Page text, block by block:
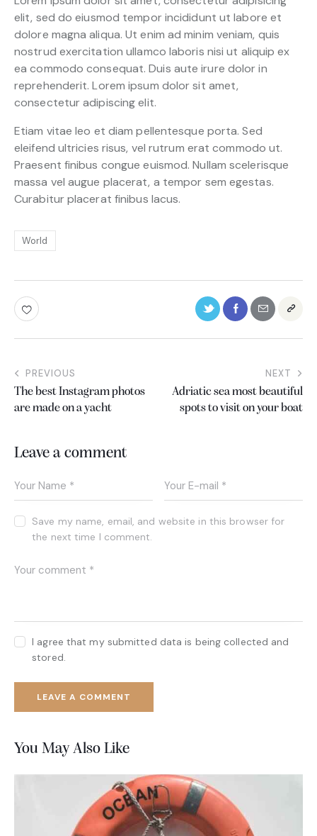
elit, sed do eiusmod tempor incididunt ut labore et
dolore magna aliqua. Ut enim ad minim veniam, quis
nostrud exercitation ullamco laboris nisi ut aliquip ex
ea commodo consequat. Duis aute irure dolor in
reprehenderit. Lorem ipsum dolor sit amet,
consectetur adipiscing elit.
Etiam vitae leo et diam pellentesque porta. Sed
eleifend ultricies risus, vel rutrum erat commodo ut.
Praesent finibus congue euismod. Nullam scelerisque
massa vel augue placerat, a tempor sem egestas.
Curabitur placerat finibus lacus.
World
PREVIOUS
The best Instagram photos
are made on a yacht
NEXT
Adriatic sea most beautiful
spots to visit on your boat
Leave a comment
Save my name, email, and website in this browser for
the next time I comment.
I agree that my submitted data is being collected and
stored.
You May Also Like